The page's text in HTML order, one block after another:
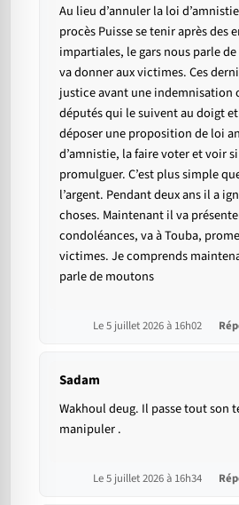
Au lieu d’annuler la loi
procès Puisse se tenir après des
impartiales, le gars nous parle
va donner aux victimes. Ces
justice avant une indemnisation
députés qui le suivent au doigt
déposer une proposition de loi
d’amnistie, la faire voter et voir
promulguer. C’est plus simple
l’argent. Pendant deux ans il a
choses. Maintenant il va
condoléances, va à Touba,
victimes. Je comprends
parle de moutons
Le 5 juillet 2026 à 16h02
Sadam
Wakhoul deug. Il passe tout son
manipuler .
Le 5 juillet 2026 à 16h34